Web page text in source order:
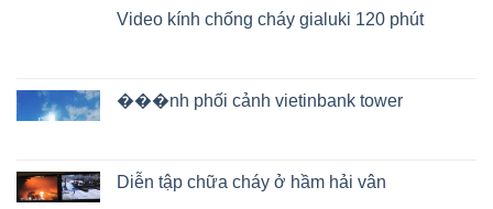
Video kính chống cháy gialuki 120 phút
���nh phối cảnh vietinbank tower
Diễn tập chữa cháy ở hầm hải vân